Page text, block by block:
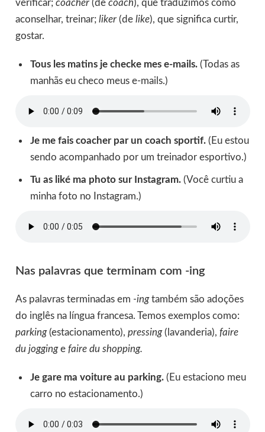
verificar;coacher(de coach), que traduzimos como
aconselhar, treinar; liker (delike), que significa curtir,
gostar.
Tous les matins je checke mes e-mails.(Todas as
manhãs eu checo meus e-mails.)
Je me fais coacher par un coach sportif.(Eu estou
sendo acompanhado por um treinador esportivo.)
Tu as liké ma photo sur Instagram. (Você curtiu a
minha foto no Instagram.)
Nas palavras que terminam com -ing
As palavras terminadas em -ingtambém são adoções
do inglês na língua francesa. Temos exemplos como:
parking(estacionamento), pressing(lavanderia), faire
du jogginge faire du shopping.
Je gare ma voiture au parking. (Eu estaciono meu
carro no estacionamento.)